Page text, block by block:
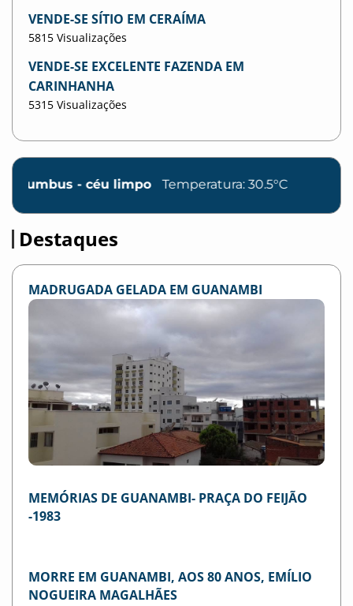
VENDE-SE SÍTIO EM CERAÍMA
5815 Visualizações
VENDE-SE EXCELENTE FAZENDA EM
CARINHANHA
5315 Visualizações
- céu limpo Temperatura: 30.5°C
Destaques
MADRUGADA GELADA EM GUANAMBI
MEMÓRIAS DE GUANAMBI- PRAÇA DO FEIJÃO
-1983
MORRE EM GUANAMBI, AOS 80 ANOS, EMÍLIO
NOGUEIRA MAGALHÃES